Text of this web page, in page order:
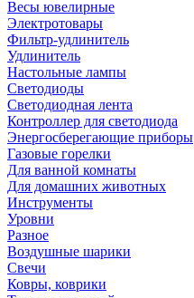
Весы ювелирные
Электротовары
Фильтр-удлинитель
Удлинитель
Настольные лампы
Светодиоды
Светодиодная лента
Контроллер для светодиода
Энергосберегающие приборы
Газовые горелки
Для ванной комнаты
Для домашних животных
Инструменты
Уровни
Разное
Воздушные шарики
Свечи
Ковры, коврики